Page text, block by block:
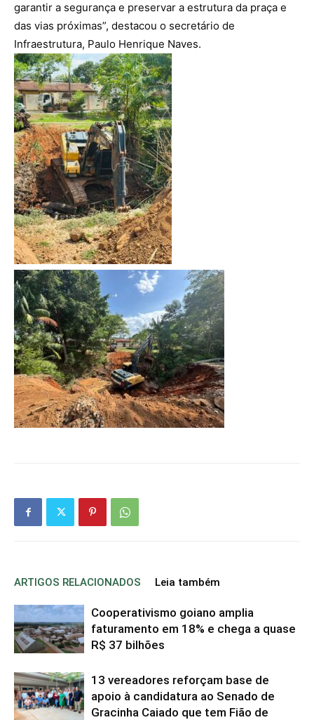
garantir a segurança e preservar a estrutura da praça e
das vias próximas”, destacou o secretário de
Infraestrutura, Paulo Henrique Naves.
ARTIGOS RELACIONADOS Leia também
Cooperativismo goiano amplia
faturamento em 18% e chega a quase
R$ 37 bilhões
13 vereadores reforçam base de
apoio à candidatura ao Senado de
Gracinha Caiado que tem Fião de